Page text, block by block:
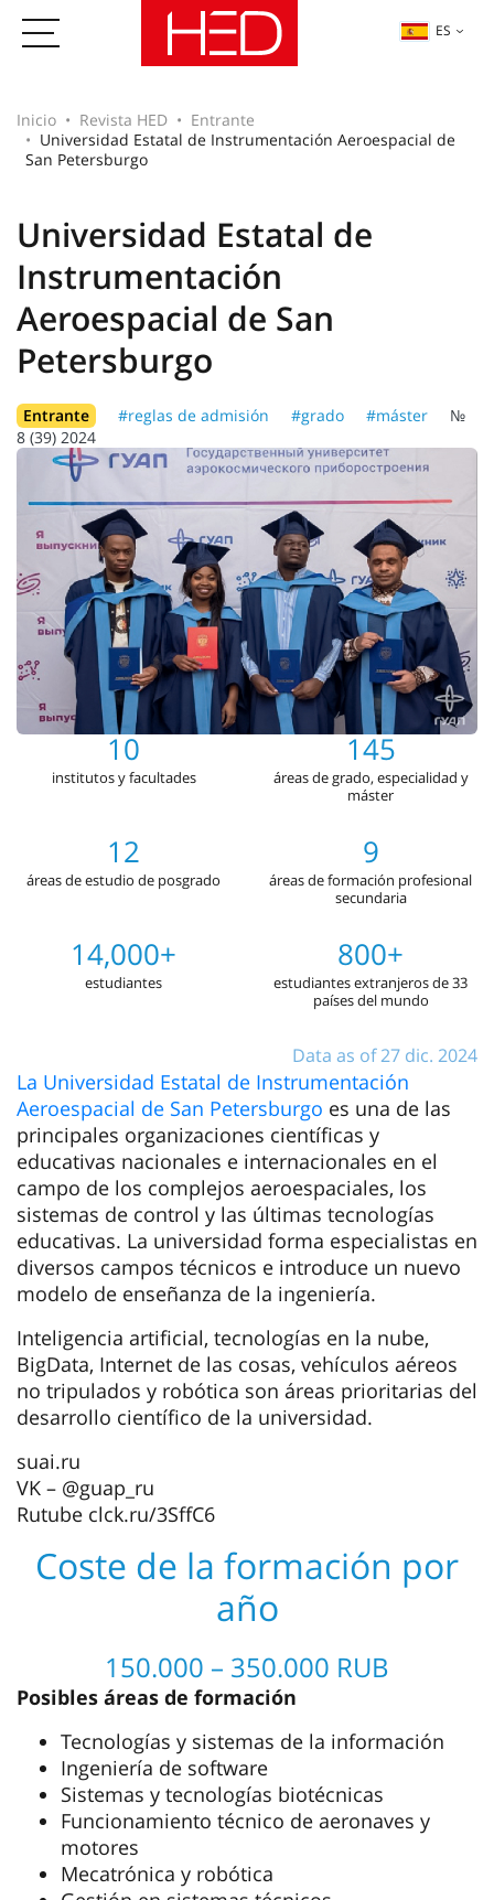
ES
Inicio Revista HED
Entrante
Universidad Estatal de Instrumentación Aeroespacial de
San Petersburgo
Universidad Estatal de
Instrumentación
Aeroespacial de San
Petersburgo
Entrante #reglas de admisión #grado #máster
№
8 (39) 2024
10
institutos y facultades
145
áreas de grado, especialidad y
máster
12
áreas de estudio de posgrado
9
áreas de formación profesional
secundaria
14,000+
estudiantes
800+
estudiantes extranjeros de 33
países del mundo
Data as of 27 dic. 2024
La Universidad Estatal de Instrumentación
Aeroespacial de San Petersburgo es una de las
principales organizaciones científicas y
educativas nacionales e internacionales en el
campo de los complejos aeroespaciales, los
sistemas de control y las últimas tecnologías
educativas. La universidad forma especialistas en
diversos campos técnicos e introduce un nuevo
modelo de enseñanza de la ingeniería.
Inteligencia artificial, tecnologías en la nube,
BigData, Internet de las cosas, vehículos aéreos
no tripulados y robótica son áreas prioritarias del
desarrollo científico de la universidad.
suai.ru
VK – @guap_ru
Rutube clck.ru/3SffC6
Coste de la formación por
año
150.000 – 350.000 RUB
Posibles áreas de formación
Tecnologías y sistemas de la información
Ingeniería de software
Sistemas y tecnologías biotécnicas
Funcionamiento técnico de aeronaves y
motores
Mecatrónica y robótica